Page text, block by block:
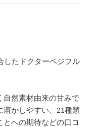
したドクターベジフル
自然素材由来の甘みで
かしやすい、21種類
への期待などの口コ